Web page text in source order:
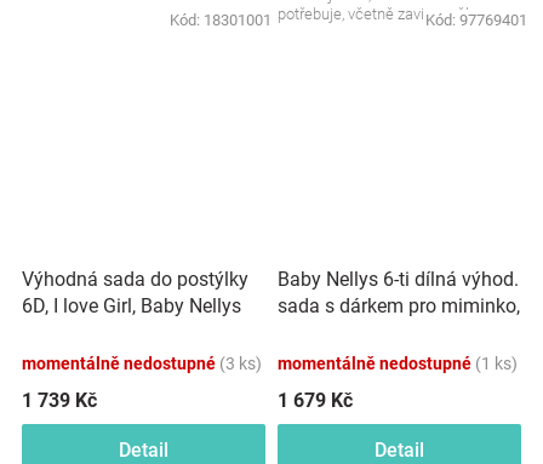
Kód: 18301001 potřebuje, včetně zavinovačky,
Kód: 97769401
Výhodná sada do postýlky
6D, I love Girl, Baby Nellys
momentálně nedostupné (3 ks)
1 739 Kč
Detail
Baby Nellys 6-ti dílná výhod.
sada s dárkem pro miminko,
bílá/mátová
momentálně nedostupné (1 ks)
1 679 Kč
Detail